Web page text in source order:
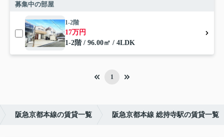
募集中の部屋
1-2階
17万円
1-2階 / 96.00㎡ / 4LDK
1
阪急京都本線の賃貸一覧 阪急京都本線 総持寺駅の賃貸一覧